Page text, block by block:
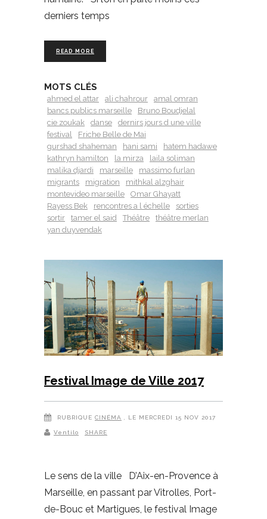
derniers temps
READ MORE
MOTS CLÉS
ahmed el attar ali chahrour
amal omran
bancs publics marseille
Bruno Boudjelal
cie zoukak
danse
dernirs jours d une ville
festival
Friche Belle de Mai
gurshad shaheman
hani sami
hatem hadawe
kathryn hamilton
la mirza
laila soliman
malika djardi
marseille
massimo furlan
migrants
migration
mithkal alzghair
montevideo marseille
Omar Ghayatt
Rayess Bek
rencontres a l échelle
sorties
sortir
tamer el said Théâtre
théâtre merlan
yan duyvendak
Festival Image de Ville 2017
RUBRIQUE CINÉMA , LE MERCREDI 15 NOV 2017
Ventilo SHARE
Le sens de la ville D’Aix-en-Provence à
Marseille, en passant par Vitrolles, Port-
de-Bouc et Martigues, le festival Image